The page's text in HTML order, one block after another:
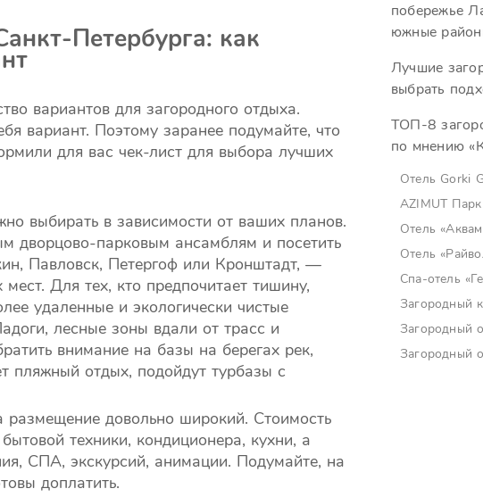
Петербурга: как
вариантов для загородного отдыха.
вариант. Поэтому заранее подумайте, что
для вас чек-лист для выбора лучших
выбирать в зависимости от ваших планов.
дворцово-парковым ансамблям и посетить
Павловск, Петергоф или Кронштадт, —
Для тех, кто предпочитает тишину,
удаленные и экологически чистые
лесные зоны вдали от трасс и
внимание на базы на берегах рек,
пляжный отдых, подойдут турбазы с
размещение довольно широкий. Стоимость
техники, кондиционера, кухни, а
СПА, экскурсий, анимации. Подумайте, на
доплатить.
побережье
южные
Лучшие
выбрать
ТОП-8
по мнению
Отель Gorki
AZIMUT
Отель
Отель
Спа-отель
Загородный
Загородный
Загородный